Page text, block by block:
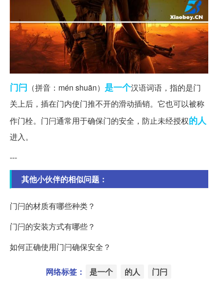
门闩 （拼音：mén shuān） 是一个汉语词语，指的是门
关上后，插在门内使门推不开的滑动插销。它也可以被称
作门栓。门闩通常用于确保门的安全，防止未经授权的人
进入。
---
其他小伙伴的相似问题：
门闩的材质有哪些种类？
门闩的安装方式有哪些？
如何正确使用门闩确保安全？
网络标签： 是一个 的人 门闩